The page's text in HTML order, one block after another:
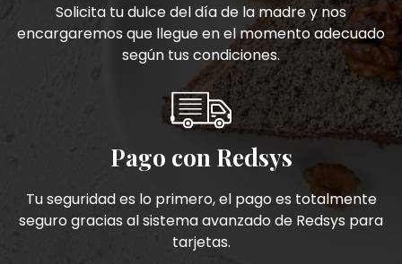
Solicita tu dulce del día de la madre y nos
encargaremos que llegue en el momento adecuado
según tus condiciones.
Pago con Redsys
Tu seguridad es lo primero, el pago es totalmente
seguro gracias al sistema avanzado de Redsys para
tarjetas.